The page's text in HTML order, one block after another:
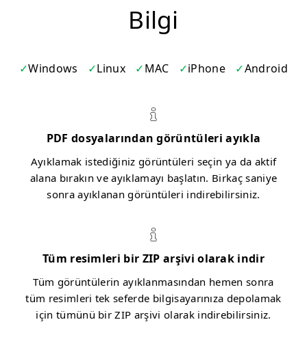
Bilgi
Windows Linux MAC iPhone Android
PDF dosyalarından görüntüleri ayıkla
Ayıklamak istediğiniz görüntüleri seçin ya da aktif
alana bırakın ve ayıklamayı başlatın. Birkaç saniye
sonra ayıklanan görüntüleri indirebilirsiniz.
Tüm resimleri bir ZIP arşivi olarak indir
Tüm görüntülerin ayıklanmasından hemen sonra
tüm resimleri tek seferde bilgisayarınıza depolamak
için tümünü bir ZIP arşivi olarak indirebilirsiniz.